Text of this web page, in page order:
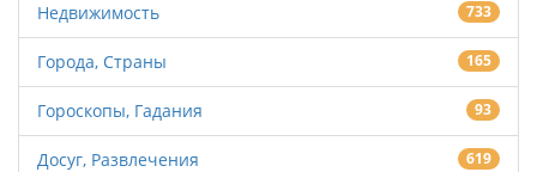
Недвижимость 733
Города, Страны 165
Гороскопы, Гадания 93
Досуг, Развлечения 619